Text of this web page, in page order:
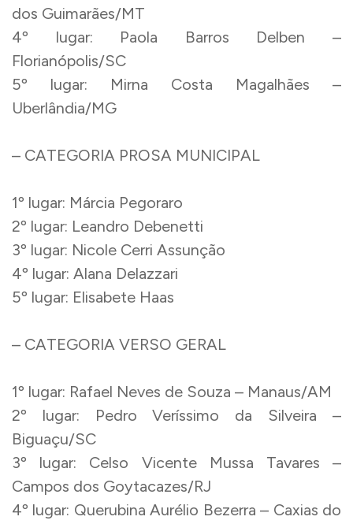
dos Guimarães/MT
4º lugar: Paola Barros Delben –
Florianópolis/SC
5º lugar: Mirna Costa Magalhães –
Uberlândia/MG
– CATEGORIA PROSA MUNICIPAL
1º lugar: Márcia Pegoraro
2º lugar: Leandro Debenetti
3º lugar: Nicole Cerri Assunção
4º lugar: Alana Delazzari
5º lugar: Elisabete Haas
– CATEGORIA VERSO GERAL
1º lugar: Rafael Neves de Souza – Manaus/AM
2º lugar: Pedro Veríssimo da Silveira –
Biguaçu/SC
3º lugar: Celso Vicente Mussa Tavares –
Campos dos Goytacazes/RJ
4º lugar: Querubina Aurélio Bezerra – Caxias do